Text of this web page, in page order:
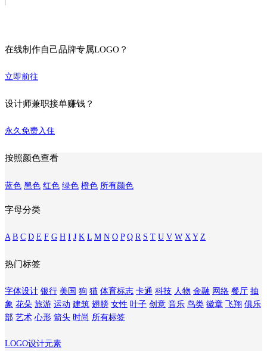
在线制作自己品牌专属LOGO？
立即前往
设计师兼职接单赚钱？
永久免费入住
按照颜色查看
蓝色 黑色 红色 绿色 橙色 所有颜色
字母分类
A B C D E F G H I J K L M N O P Q R S T U V W X Y Z
热门标签
字体设计 银行 美国 狗 猫 体育标志 卡通 科技 人物 金融 网络 餐厅 抽
象 花朵 旅游 运动 建筑 翅膀 女性 叶子 创意 音乐 鸟类 徽章 飞翔 俱乐
部 艺术 心形 箭头 时尚 所有标签
LOGO设计元素